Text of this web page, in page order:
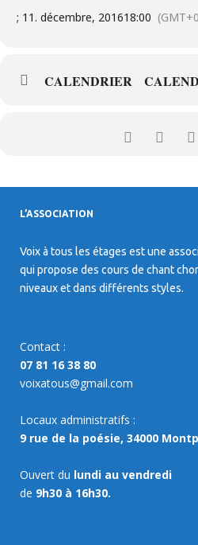
; 11. décembre, 201618:00
CALENDRIER
L’ASSOCIATION
Voix à tous les étages est une
qui propose des cours de chant
niveaux et dans différents styles.
Contact :
07 81 16 38 80
voixatous@gmail.com
Locaux administratifs :
9 rue de la poésie, 34000
Ouvert du lundi au vendredi
de 9h30 à 16h30.